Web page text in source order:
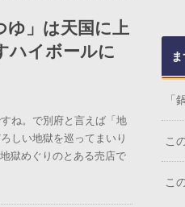
ゆ」は天国に上
ハイボールに
ね。で別府と言えば「地
しい地獄を巡ってまいり
獄めぐりのとある売店で
「
こ
こ